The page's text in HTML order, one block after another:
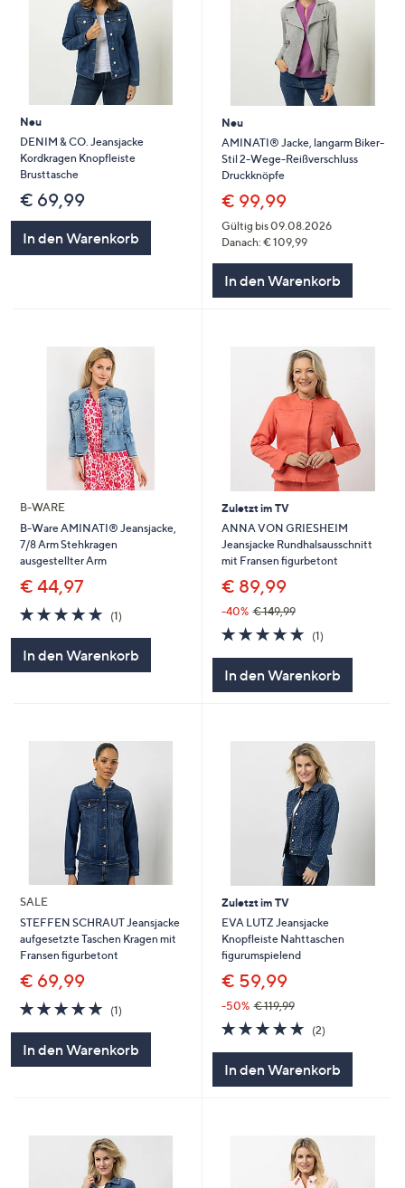
Neu
DENIM & CO. Jeansjacke
Kordkragen Knopfleiste
Brusttasche
€ 69,99
In den Warenkorb
Neu
AMINATI® Jacke, langarm Biker-
Stil 2-Wege-Reißverschluss
Druckknöpfe
€ 99,99
Gültig bis 09.08.2026
Danach: € 109,99
In den Warenkorb
B-WARE
B-Ware AMINATI® Jeansjacke,
7/8 Arm Stehkragen
ausgestellter Arm
€ 44,97
5.0
von
(1)1
In den Warenkorb
Zuletzt im TV
ANNA VON GRIESHEIM
Jeansjacke Rundhalsausschnitt
mit Fransen figurbetont
€ 89,99
-40% € 149,99
5.0
von
(1)1
In den Warenkorb
SALE
STEFFEN SCHRAUT Jeansjacke
aufgesetzte Taschen Kragen mit
Fransen figurbetont
€ 69,99
5.0
von
(1)1
In den Warenkorb
Zuletzt im TV
EVA LUTZ Jeansjacke
Knopfleiste Nahttaschen
figurumspielend
€ 59,99
-50% € 119,99
5.0
von
(2)2
In den Warenkorb